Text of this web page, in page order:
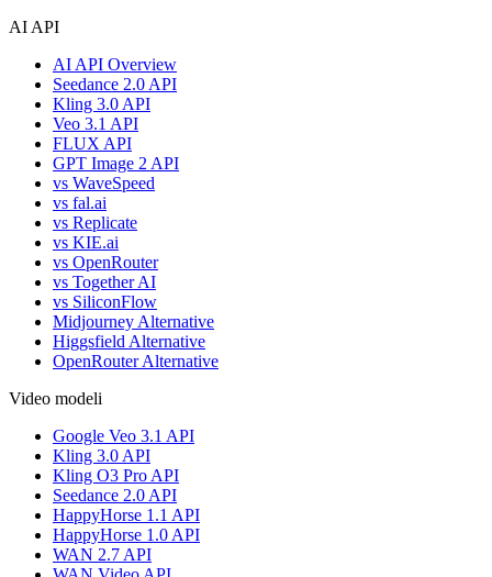
AI API
AI API Overview
Seedance 2.0 API
Kling 3.0 API
Veo 3.1 API
FLUX API
GPT Image 2 API
vs WaveSpeed
vs fal.ai
vs Replicate
vs KIE.ai
vs OpenRouter
vs Together AI
vs SiliconFlow
Midjourney Alternative
Higgsfield Alternative
OpenRouter Alternative
Video modeli
Google Veo 3.1 API
Kling 3.0 API
Kling O3 Pro API
Seedance 2.0 API
HappyHorse 1.1 API
HappyHorse 1.0 API
WAN 2.7 API